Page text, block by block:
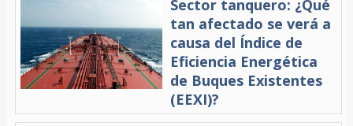
Sector tanquero: ¿Qué
tan afectado se verá a
causa del Índice de
Eficiencia Energética
de Buques Existentes
(EEXI)?